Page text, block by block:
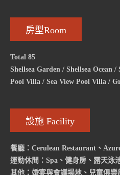
房型Room
Total 85
Shellsea Garden / Shellsea Ocean /
Pool Villa / Sea View Pool Villa /
設施 Facility
餐廳：Cerulean Restaurant、
運動休閒：Spa、健身房、露天泳
其他：婚宴與會議場地、兒童俱樂